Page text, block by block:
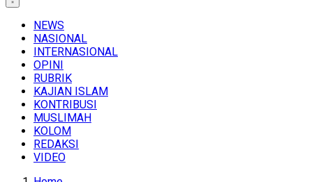
NEWS
NASIONAL
INTERNASIONAL
OPINI
RUBRIK
KAJIAN ISLAM
KONTRIBUSI
MUSLIMAH
KOLOM
REDAKSI
VIDEO